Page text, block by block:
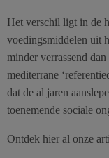
Het verschil ligt in de
voedingsmiddelen uit
minder verrassend
mediterrane
dat de al jaren
toenemende sociale
Ontdek hier al onze